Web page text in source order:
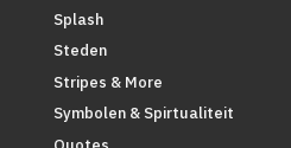
Splash
Steden
Stripes & More
Symbolen & Spirtualiteit